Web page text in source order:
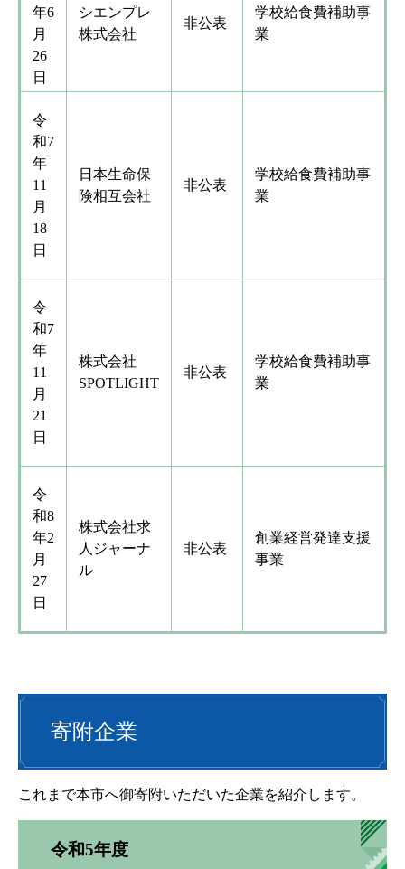
年6
月
26
日
シエンプレ
株式会社
非公表
学校給食費補助事
業
令
和7
年
11
月
18
日
日本生命保
険相互会社
非公表
学校給食費補助事
業
令
和7
年
11
月
21
日
株式会社
SPOTLIGHT
非公表
学校給食費補助事
業
令
和8
年2
月
27
日
株式会社求
人ジャーナ
ル
非公表
創業経営発達支援
事業
寄附企業
これまで本市へ御寄附いただいた企業を紹介します。
令和5年度